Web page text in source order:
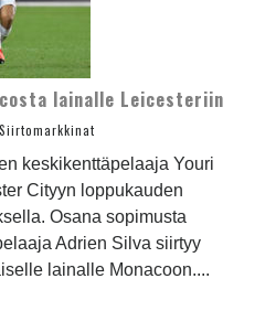
lainalle Leicesteriin
Siirtomarkkinat
keskikenttäpelaaja Youri
Cityyn loppukauden
Osana sopimusta
Adrien Silva siirtyy
lainalle Monacoon....